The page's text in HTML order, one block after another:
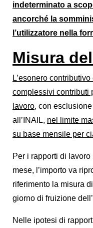
indeterminato a
ancorché la
l’utilizzatore nella
Misura
L’esonero
complessivi contributi
lavoro, con
all’INAIL, nel limite
su base mensile per
Per i rapporti di
mese, l’importo va
riferimento la misura
giorno di fruizione
Nelle ipotesi di